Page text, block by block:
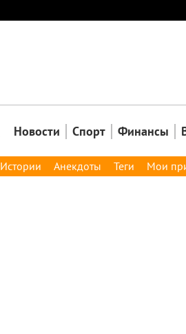
Новости Спорт Финансы
Истории Анекдоты Теги Мои